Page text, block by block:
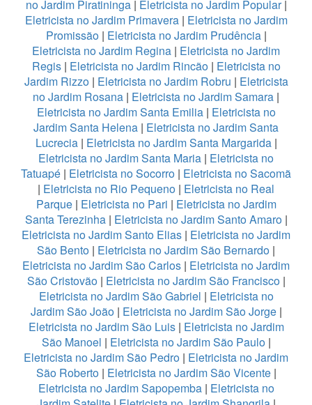
no Jardim Piratininga| Eletricista no Jardim Popular|
Eletricista no Jardim Primavera| Eletricista no Jardim
Promissão| Eletricista no Jardim Prudência|
Eletricista no Jardim Regina | Eletricista no Jardim
Regis| Eletricista no Jardim Rincão| Eletricista no
Jardim Rizzo| Eletricista no Jardim Robru | Eletricista
no Jardim Rosana | Eletricista no Jardim Samara |
Eletricista no Jardim Santa Emilia| Eletricista no
Jardim Santa Helena | Eletricista no Jardim Santa
Lucrecia| Eletricista no Jardim Santa Margarida|
Eletricista no Jardim Santa Maria | Eletricista no
Tatuapé | Eletricista no Socorro | Eletricista no Sacomã
| Eletricista no Rio Pequeno | Eletricista no Real
Parque| Eletricista no Pari | Eletricista no Jardim
Santa Terezinha| Eletricista no Jardim Santo Amaro|
Eletricista no Jardim Santo Elias | Eletricista no Jardim
São Bento | Eletricista no Jardim São Bernardo |
Eletricista no Jardim São Carlos | Eletricista no Jardim
São Cristovão| Eletricista no Jardim São Francisco|
Eletricista no Jardim São Gabriel | Eletricista no
Jardim São João| Eletricista no Jardim São Jorge|
Eletricista no Jardim São Luis| Eletricista no Jardim
São Manoel | Eletricista no Jardim São Paulo|
Eletricista no Jardim São Pedro | Eletricista no Jardim
São Roberto| Eletricista no Jardim São Vicente|
Eletricista no Jardim Sapopemba| Eletricista no